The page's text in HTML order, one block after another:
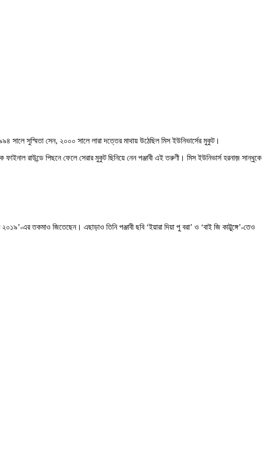
সালে সুস্মিতা সেন, ২০০০ সালে লারা দত্তের মাথায় উঠেছিল মিস ইউনিভার্সের মুকুট।
রাউন্ডে পিছনে ফেলে সেরার মুকুট ছিনিয়ে নেন পঞ্জাবী এই তরুণী। মিস ইউনিভার্স হরনাজ় সান্ধুকে
এর তকমাও জিতেছেন। এছাড়াও তিনি পঞ্জাবী ছবি ‘ইয়ারা দিয়া পু বরা’ ও ‘বাই জি কাট্টুঙ্গে’-তেও